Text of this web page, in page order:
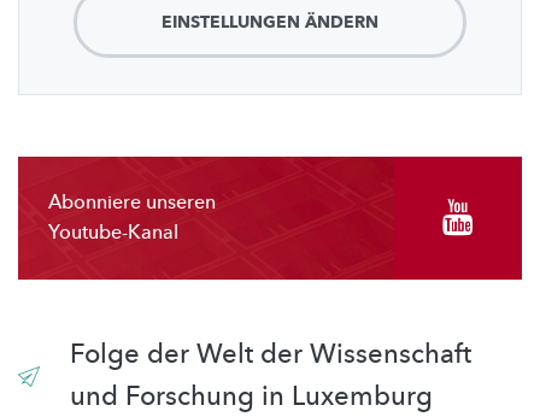
EINSTELLUNGEN ÄNDERN
Abonniere unseren
Youtube-Kanal
Folge der Welt der Wissenschaft
und Forschung in Luxemburg